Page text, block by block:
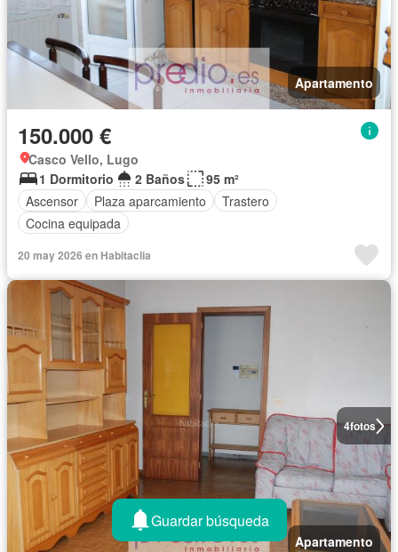
Apartamento
150.000 €
Casco Vello, Lugo
1 Dormitorio
2 Baños
95 m²
Ascensor
Plaza aparcamiento
Trastero
Cocina equipada
20 may 2026 en Habitaclia
4fotos
Apartamento
Guardar búsqueda